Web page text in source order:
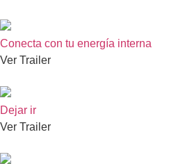
Conecta con tu energía interna
Ver Trailer
Dejar ir
Ver Trailer